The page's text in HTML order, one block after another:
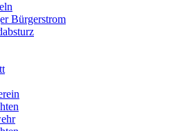
Bürgerstrom